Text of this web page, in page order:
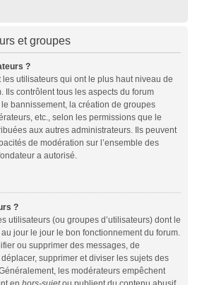
et groupes
?
utilisateurs qui ont le plus haut niveau de
Ils contrôlent tous les aspects du forum
bannissement, la création de groupes
etc., selon les permissions que le
aux autres administrateurs. Ils peuvent
de modération sur l’ensemble des
a autorisé.
?
utilisateurs (ou groupes d’utilisateurs) dont le
jour le jour le bon fonctionnement du forum.
ou supprimer des messages, de
supprimer et diviser les sujets des
les modérateurs empêchent